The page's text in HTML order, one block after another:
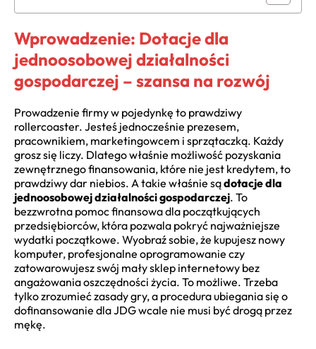
Wprowadzenie: Dotacje dla
jednoosobowej działalności
gospodarczej – szansa na rozwój
Prowadzenie firmy w pojedynkę to prawdziwy
rollercoaster. Jesteś jednocześnie prezesem,
pracownikiem, marketingowcem i sprzątaczką. Każdy
grosz się liczy. Dlatego właśnie możliwość pozyskania
zewnętrznego finansowania, które nie jest kredytem, to
prawdziwy dar niebios. A takie właśnie sądotacje dla
jednoosobowej działalności gospodarczej. To
bezzwrotna pomoc finansowa dla początkujących
przedsiębiorców, która pozwala pokryć najważniejsze
wydatki początkowe. Wyobraź sobie, że kupujesz nowy
komputer, profesjonalne oprogramowanie czy
zatowarowujesz swój mały sklep internetowy bez
angażowania oszczędności życia. To możliwe. Trzeba
tylko zrozumieć zasady gry, a procedura ubiegania się o
dofinansowanie dla JDG wcale nie musi być drogą przez
mękę.